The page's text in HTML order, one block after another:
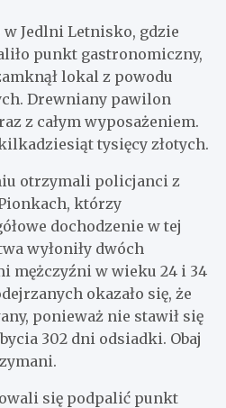
w Jedlni Letnisko, gdzie
punkt gastronomiczny,
lokal z powodu
Drewniany pawilon
z całym wyposażeniem.
tysięcy złotych.
otrzymali policjanci z
którzy
dochodzenie w tej
wyłoniły dwóch
mężczyźni w wieku 24 i 34
okazało się, że
ponieważ nie stawił się
302 dni odsiadki. Obaj
się podpalić punkt